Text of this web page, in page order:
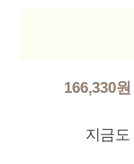
166,330원
지금도